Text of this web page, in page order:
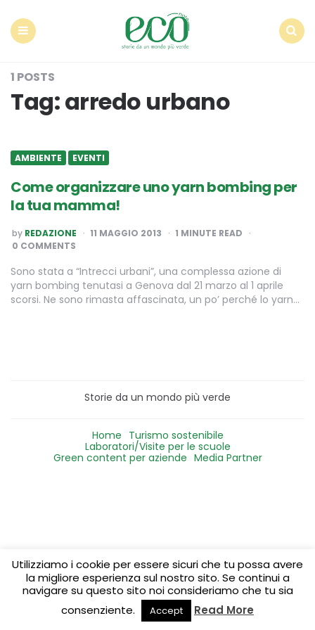
1 POSTS
Tag:arredo urbano
AMBIENTE EVENTI
Come organizzare uno yarn bombing per
la tua mamma!
POSTED
BY
by REDAZIONE 11 MAGGIO 2013 1 MINUTE READ
0 COMMENTS
Sono stata a “Intrecci urbani”, una complessa azione di
yarn bombing tenutasi a Genova dal 21 marzo al 1 aprile
scorsi. Ne sono rimasta affascinata, un po’ perché lo yarn…
Storie da un mondo più verde
Home Turismo sostenibile
Laboratori/Visite per le scuole
Green content per aziende Media Partner
Utilizziamo i cookie per essere sicuri che tu possa avere
la migliore esperienza sul nostro sito. Se continui a
navigare su questo sito noi consideriamo che tu sia
consenziente.
Accept Read More